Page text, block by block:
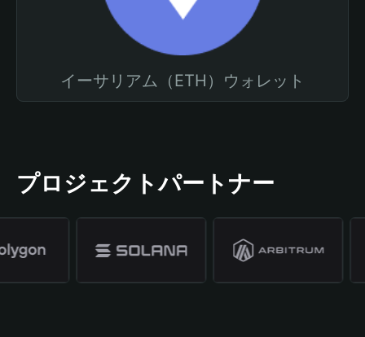
イーサリアム（ETH）ウォレット
プロジェクトパートナー